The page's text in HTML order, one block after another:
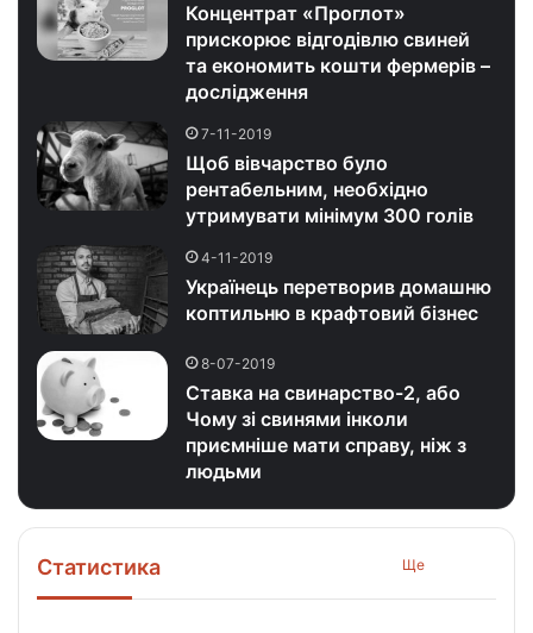
Концентрат «Проглот»
прискорює відгодівлю свиней
та економить кошти фермерів –
дослідження
7-11-2019
Щоб вівчарство було
рентабельним, необхідно
утримувати мінімум 300 голів
4-11-2019
Українець перетворив домашню
коптильню в крафтовий бізнес
8-07-2019
Ставка на свинарство-2, або
Чому зі свинями інколи
приємніше мати справу, ніж з
людьми
Статистика Ще